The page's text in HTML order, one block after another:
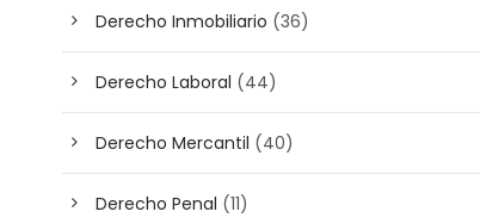
Derecho Inmobiliario (36)
Derecho Laboral (44)
Derecho Mercantil (40)
Derecho Penal (11)